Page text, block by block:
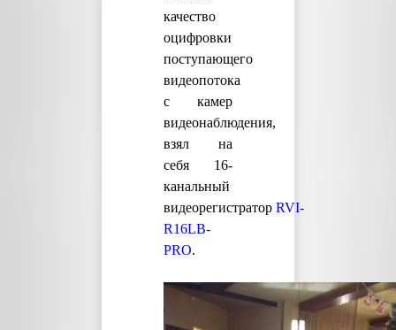
качество
оцифровки
поступающего
видеопотока
с камер
видеонаблюдения,
взял на
себя 16-
канальный
видеорегистратор RVI-
R16LB-
PRO.